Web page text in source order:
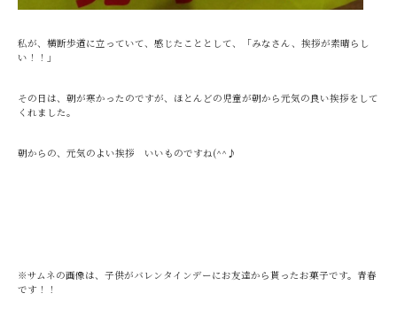
私が、横断歩道に立っていて、感じたこととして、「みなさん、挨拶が素晴らし
い！！」
その日は、朝が寒かったのですが、ほとんどの児童が朝から元気の良い挨拶をして
くれました。
朝からの、元気のよい挨拶 いいものですね(^^♪
※サムネの画像は、子供がバレンタインデーにお友達から貰ったお菓子です。青春
です！！